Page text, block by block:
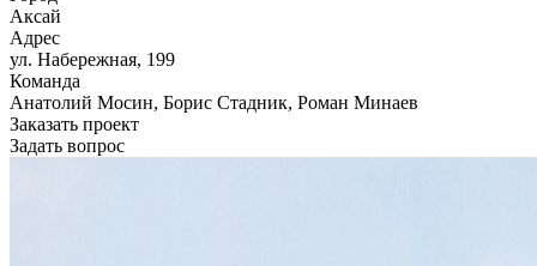
Аксай
Адрес
ул. Набережная, 199
Команда
Анатолий Мосин, Борис Стадник, Роман Минаев
Заказать проект
Задать вопрос